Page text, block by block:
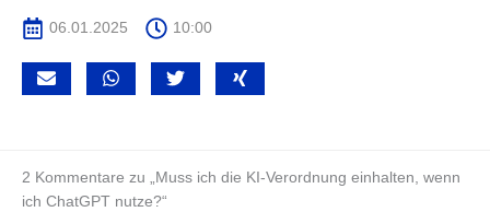
06.01.2025 10:00
2 Kommentare zu „Muss ich die KI-Verordnung einhalten, wenn
ich ChatGPT nutze?“